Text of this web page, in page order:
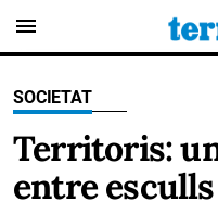
menu
SOCIETAT
Territoris:
entre esculls